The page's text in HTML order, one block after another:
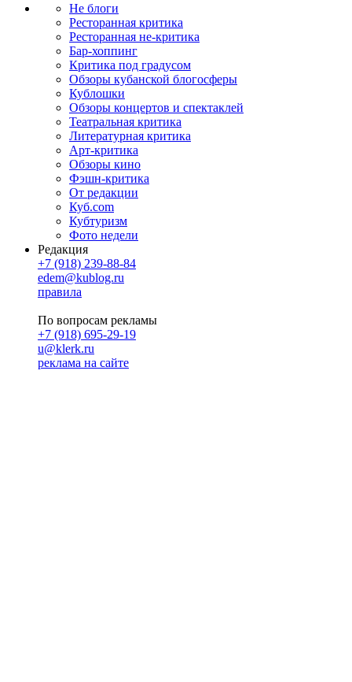
Не блоги
Ресторанная критика
Ресторанная не-критика
Бар-хоппинг
Критика под градусом
Обзоры кубанской блогосферы
Кублошки
Обзоры концертов и спектаклей
Театральная критика
Литературная критика
Арт-критика
Обзоры кино
Фэшн-критика
От редакции
Куб.com
Кубтуризм
Фото недели
Редакция
+7 (918) 239-88-84
edem@kublog.ru
правила
По вопросам рекламы
+7 (918) 695-29-19
u@klerk.ru
реклама на сайте